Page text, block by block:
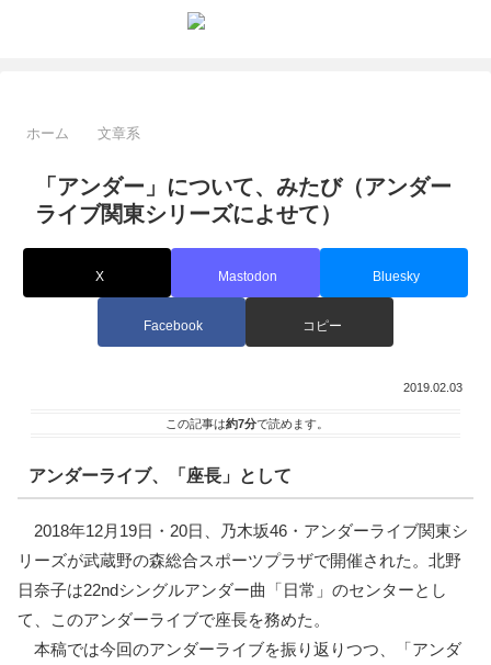
ホーム 文章系
「アンダー」について、みたび（アンダー
ライブ関東シリーズによせて）
X Mastodon Bluesky
Facebook コピー
2019.02.03
この記事は約7分で読めます。
アンダーライブ、「座長」として
2018年12月19日・20日、乃木坂46・アンダーライブ関東シ
リーズが武蔵野の森総合スポーツプラザで開催された。北野
日奈子は22ndシングルアンダー曲「日常」のセンターとし
て、このアンダーライブで座長を務めた。
本稿では今回のアンダーライブを振り返りつつ、「アンダ